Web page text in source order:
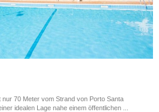
nur 70 Meter vom Strand von Porto Santa
idealen Lage nahe einem öffentlichen ...